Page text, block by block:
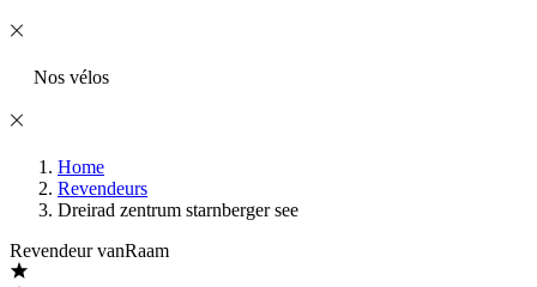
Nos vélos
Home
Revendeurs
Dreirad zentrum starnberger see
Revendeur vanRaam